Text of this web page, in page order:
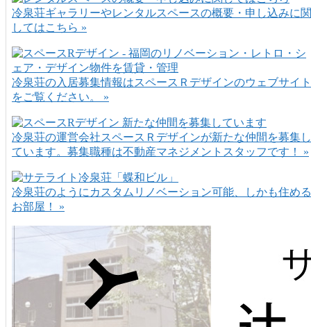
冷泉荘ギャラリーやレンタルスペースの概要・申し込みに関
してはこちら »
冷泉荘の入居募集情報はスペースＲデザインのウェブサイト
をご覧ください。 »
冷泉荘の運営会社スペースＲデザインが新たな仲間を募集し
ています。募集職種は不動産マネジメントスタッフです！ »
冷泉荘のようにカスタムリノベーション可能、しかも住める
お部屋！ »